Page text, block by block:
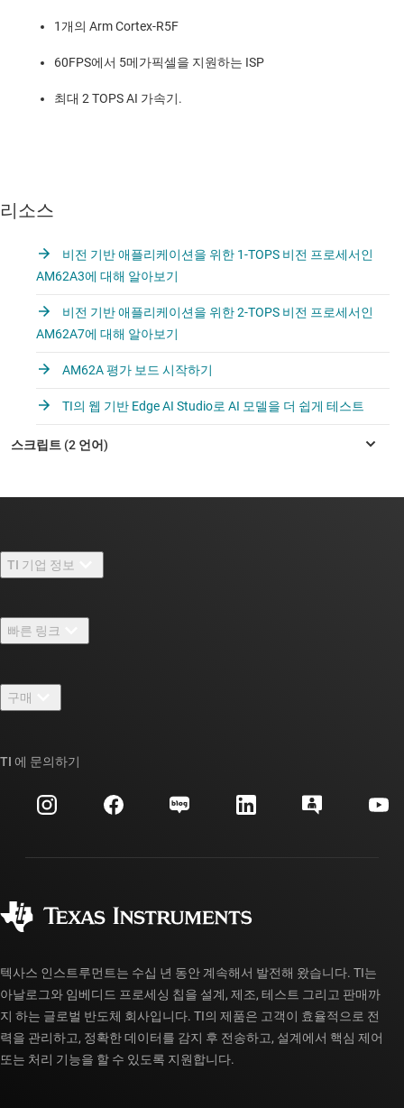
1개의 Arm Cortex-R5F
60FPS에서 5메가픽셀을 지원하는 ISP
최대 2 TOPS AI 가속기.
리소스
비전 기반 애플리케이션을 위한 1-TOPS 비전 프로세서인
AM62A3에 대해 알아보기
비전 기반 애플리케이션을 위한 2-TOPS 비전 프로세서인
AM62A7에 대해 알아보기
AM62A 평가 보드 시작하기
TI의 웹 기반 Edge AI Studio로 AI 모델을 더 쉽게 테스트
TI 기업 정보
채용
뉴스룸
이벤트
투자 관계
빠른 링크
TI E2E™ 설계 지원 포럼
대체품 검색
고객 지원 센터
myTI 계정 FAQ
구매
주문 FAQ
TI 에 문의하기
텍사스 인스트루먼트는 수십 년 동안 계속해서 발전해 왔습니다. TI는
아날로그와 임베디드 프로세싱 칩을 설계, 제조, 테스트 그리고 판매까
지 하는 글로벌 반도체 회사입니다. TI의 제품은 고객이 효율적으로 전
력을 관리하고, 정확한 데이터를 감지 후 전송하고, 설계에서 핵심 제어
또는 처리 기능을 할 수 있도록 지원합니다.